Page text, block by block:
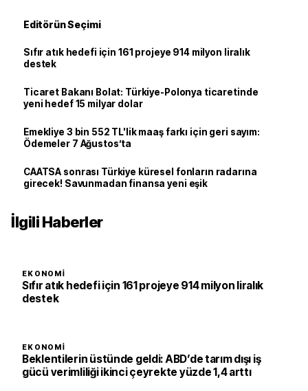
Editörün Seçimi
Sıfır atık hedefi için 161 projeye 914 milyon liralık
destek
Ticaret Bakanı Bolat: Türkiye-Polonya ticaretinde
yeni hedef 15 milyar dolar
Emekliye 3 bin 552 TL'lik maaş farkı için geri sayım:
Ödemeler 7 Ağustos’ta
CAATSA sonrası Türkiye küresel fonların radarına
girecek! Savunmadan finansa yeni eşik
İlgili Haberler
EKONOMI
Sıfır atık hedefi için 161 projeye 914 milyon liralık
destek
EKONOMI
Beklentilerin üstünde geldi: ABD’de tarım dışı iş
gücü verimliliği ikinci çeyrekte yüzde 1,4 arttı